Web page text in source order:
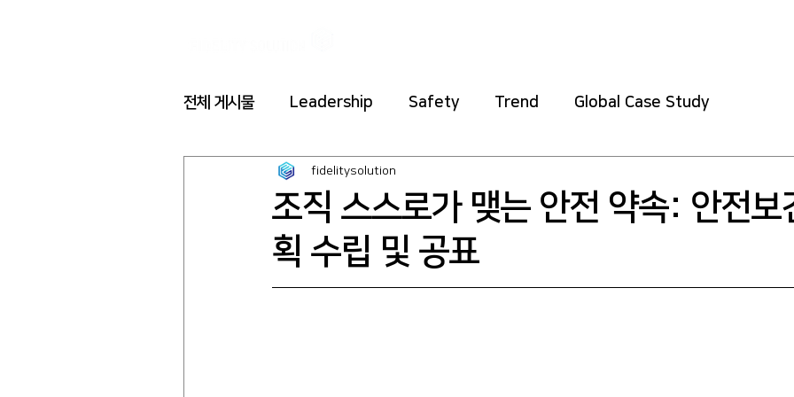
전체 게시물 Leadership Safety Trend Global Case Study
조직 스스로가 맺는 안전 약속: 안전보
획 수립 및 공표
fidelitysolution